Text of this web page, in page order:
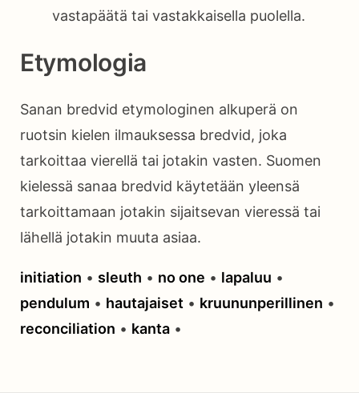
vastapäätä tai vastakkaisella puolella.
Etymologia
Sanan bredvid etymologinen alkuperä on
ruotsin kielen ilmauksessa bredvid, joka
tarkoittaa vierellä tai jotakin vasten. Suomen
kielessä sanaa bredvid käytetään yleensä
tarkoittamaan jotakin sijaitsevan vieressä tai
lähellä jotakin muuta asiaa.
initiation • sleuth • no one • lapaluu •
pendulum • hautajaiset • kruununperillinen •
reconciliation • kanta •